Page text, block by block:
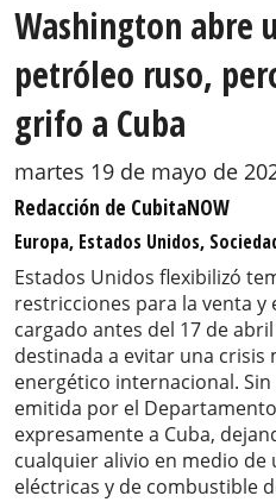
Washington abre
petróleo ruso,
grifo a Cuba
martes 19 de mayo de
Redacción de CubitaNOW
Europa, Estados Unidos,
Estados Unidos flexibilizó
restricciones para la venta
cargado antes del 17 de
destinada a evitar una crisis
energético internacional.
emitida por el
expresamente a Cuba,
cualquier alivio en medio de
eléctricas y de combustible